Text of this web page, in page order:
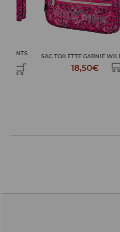
SAC TOILETTE GARNIE WILD ...
18,50€